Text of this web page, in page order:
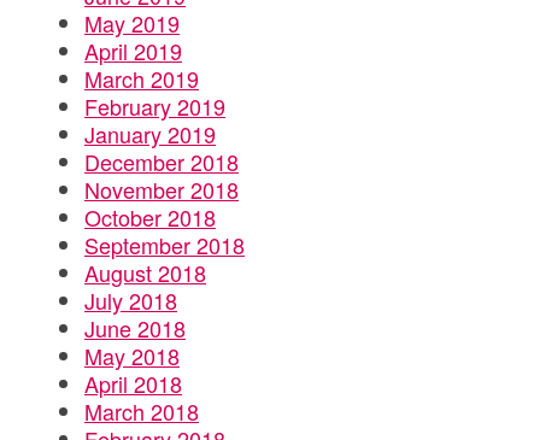
May 2019
April 2019
March 2019
February 2019
January 2019
December 2018
November 2018
October 2018
September 2018
August 2018
July 2018
June 2018
May 2018
April 2018
March 2018